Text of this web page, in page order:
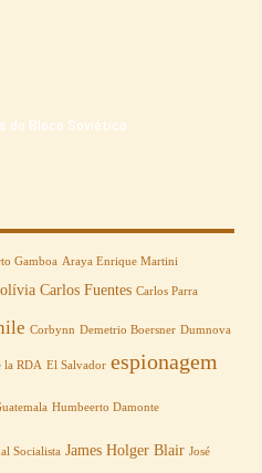
Gamboa Araya Enrique Martini
Carlos Fuentes Carlos Parra
Corbynn Demetrio Boersner Dumnova
la RDA El Salvador espionagem
Humbeerto Damonte
Socialista James Holger Blair José